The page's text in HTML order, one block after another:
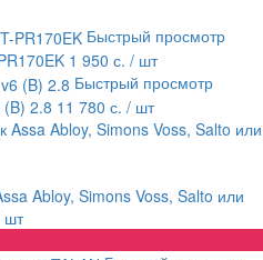
Быстрый просмотр
1 950 с. / шт
Быстрый просмотр
2.8 11 780 с. / шт
Abloy, Simons Voss, Salto или
шт